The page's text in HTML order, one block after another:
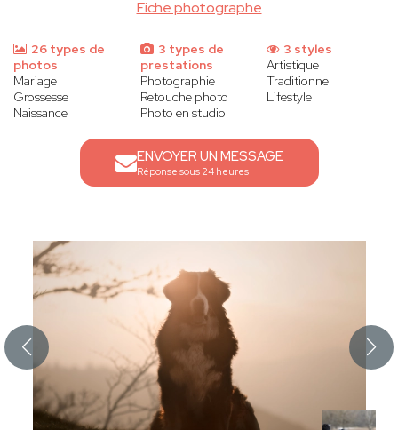
Fiche photographe
26 types de
photos
Mariage
Grossesse
Naissance
3 types de
prestations
Photographie
Retouche photo
Photo en studio
3 styles
Artistique
Traditionnel
Lifestyle
ENVOYER UN MESSAGE
Réponse sous 24 heures